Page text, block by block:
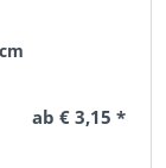
ab € 3,15 *